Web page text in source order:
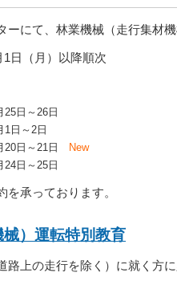
ーにて、林業機械（走行集材
日（月）以降順次
日～26日
1日～2日
20日～21日
New
日～25日
承っております。
）運転特別教育
上の走行を除く）に就く方に